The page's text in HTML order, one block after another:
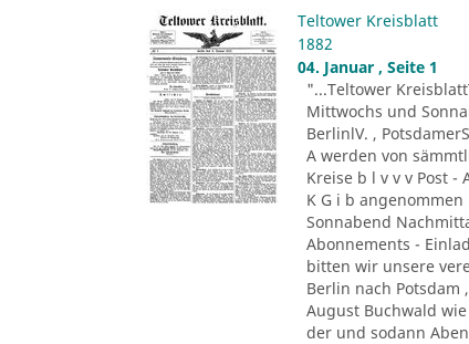
Teltower Kreisblatt
1882
04. Januar , Seite 1
"...Teltower
Mittwochs und
BerlinlV. ,
A werden von
Kreise b l v v v Post
K G i b
Sonnabend
Abonnements -
bitten wir unsere
Berlin nach
August Buchwald
der und sodann